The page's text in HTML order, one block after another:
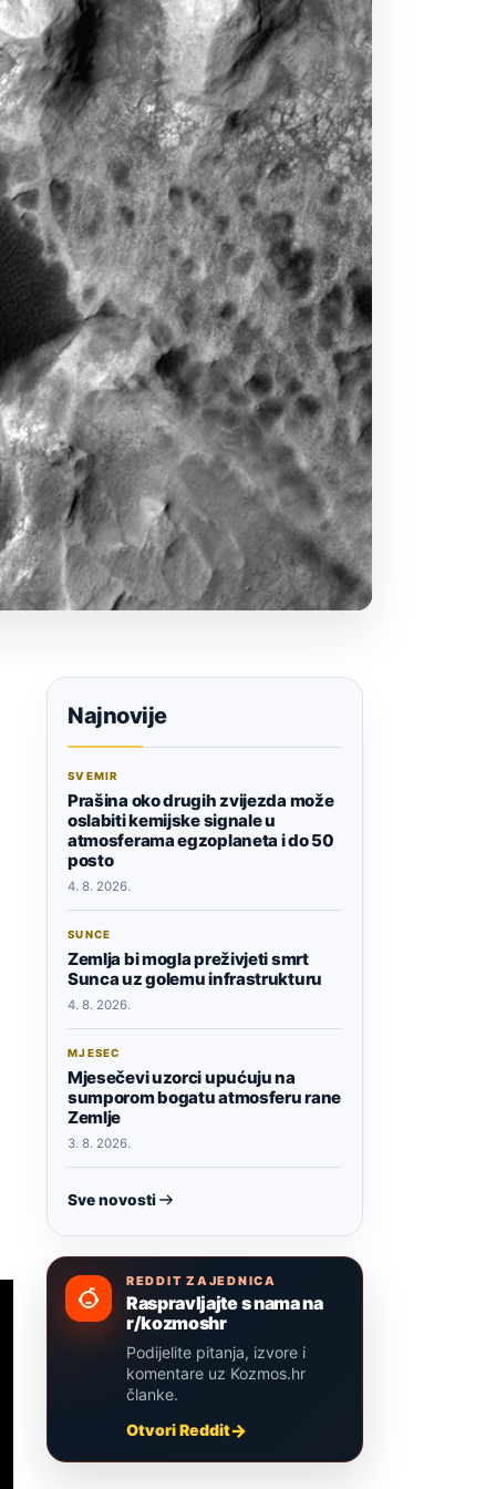
Najnovije
SVEMIR
Prašina oko drugih zvijezda može
oslabiti kemijske signale u
atmosferama egzoplaneta i do 50
posto
4. 8. 2026.
SUNCE
Zemlja bi mogla preživjeti smrt
Sunca uz golemu infrastrukturu
4. 8. 2026.
MJESEC
Mjesečevi uzorci upućuju na
sumporom bogatu atmosferu rane
Zemlje
3. 8. 2026.
Sve novosti
REDDIT ZAJEDNICA
Raspravljajte s nama na
r/kozmoshr
Podijelite pitanja, izvore i
komentare uz Kozmos.hr
članke.
Otvori Reddit